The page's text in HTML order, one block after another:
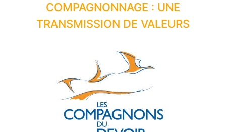
COMPAGNONNAGE : UNE
TRANSMISSION DE VALEURS